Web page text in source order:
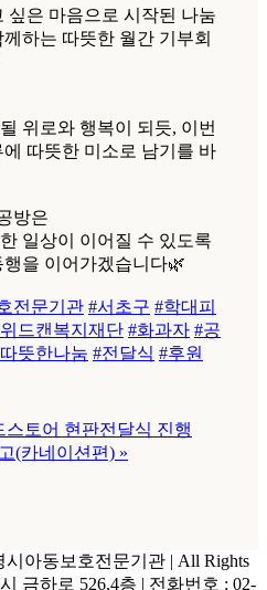
싶은 마음으로 시작된 나눔
하는 따뜻한 월간 기부회
위로와 행복이 되듯, 이번
따뜻한 미소로 남기를 바
방은
일상이 이어질 수 있도록
을 이어가겠습니다🌿
전문기관 #서초구 #학대피
드캔복지재단 #화과자 #공
뜻한나눔 #전달식 #후원
토어 현판전달식 진행
(카네이션편) »
시아동보호전문기관 | All Rights
금하로 526,4층 | 전화번호 : 02-